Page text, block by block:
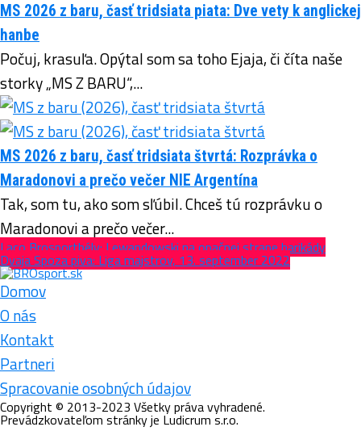
MS 2026 z baru, časť tridsiata piata: Dve vety k anglickej
hanbe
Počuj, krasuľa. Opýtal som sa toho Ejaja, či číta naše
storky „MS Z BARU“,...
MS 2026 z baru, časť tridsiata štvrtá: Rozprávka o
Maradonovi a prečo večer NIE Argentína
Tak, som tu, ako som sľúbil. Chceš tú rozprávku o
Maradonovi a prečo večer...
Laco Brosportbély: Lewandowski na opačnej strane barikády
Dvaja Spoza piva: Liga majstrov, 13. september 2022
Domov
O nás
Kontakt
Partneri
Spracovanie osobných údajov
Copyright © 2013-2023 Všetky práva vyhradené.
Prevádzkovateľom stránky je Ludicrum s.r.o.